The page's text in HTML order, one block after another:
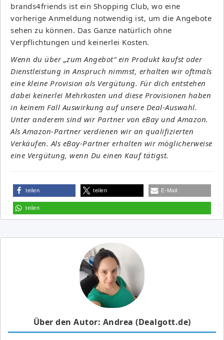
brands4friends ist ein Shopping Club, wo eine
vorherige Anmeldung notwendig ist, um die Angebote
sehen zu können. Das Ganze natürlich ohne
Verpflichtungen und keinerlei Kosten.
Wenn du über „zum Angebot“ ein Produkt kaufst oder
Dienstleistung in Anspruch nimmst, erhalten wir oftmals
eine kleine Provision als Vergütung. Für dich entstehen
dabei keinerlei Mehrkosten und diese Provisionen haben
in keinem Fall Auswirkung auf unsere Deal-Auswahl.
Unter anderem sind wir Partner von eBay und Amazon.
Als Amazon-Partner verdienen wir an qualifizierten
Verkäufen. Als eBay-Partner erhalten wir möglicherweise
eine Vergütung, wenn Du einen Kauf tätigst.
teilen teilen E-Mail
teilen
Über den Autor: Andrea (Dealgott.de)